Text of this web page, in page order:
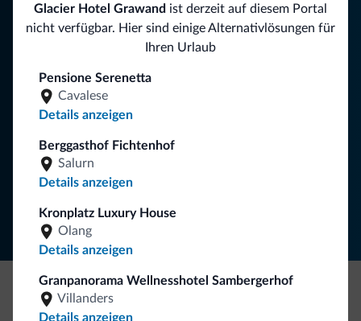
Glacier Hotel Grawand ist derzeit auf diesem Portal
nicht verfügbar. Hier sind einige Alternativlösungen für
Ihren Urlaub
Pensione Serenetta
Cavalese
Details anzeigen
Berggasthof Fichtenhof
Salurn
Details anzeigen
Kronplatz Luxury House
Olang
Details anzeigen
Granpanorama Wellnesshotel Sambergerhof
Villanders
Details anzeigen
Folgen Sie Dolomiti.it auf
Tipps aus den Dolomiten
Sie erhalten Informationen, exklusive Angebote und
Seien Sie originell, entdecken Sie die neue